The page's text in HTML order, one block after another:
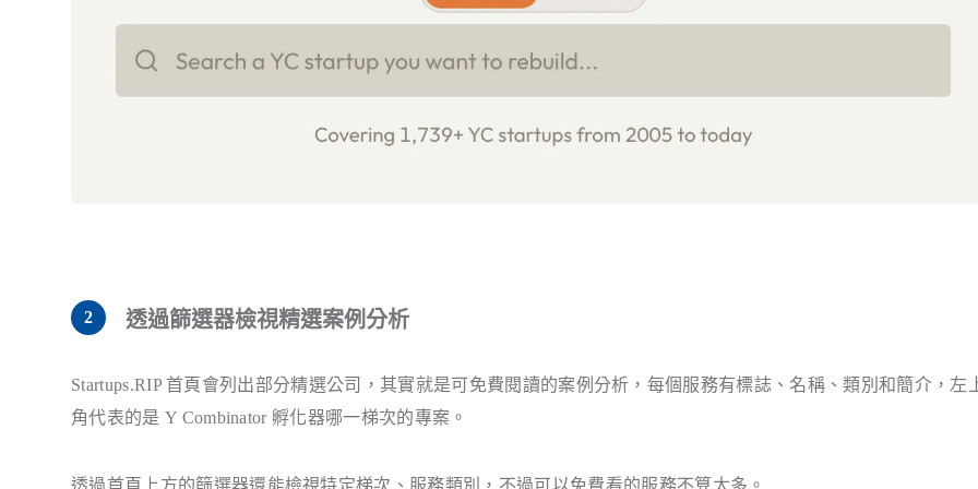
透過篩選器檢視精選案例分析
Startups.RIP 首頁會列出部分精選公司，其實就是可免費閱讀的案例分析，每個服務有標誌、名稱、類別和簡介，左
角代表的是 Y Combinator 孵化器哪一梯次的專案。